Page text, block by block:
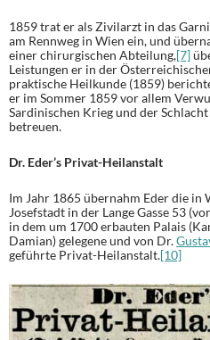
1859 trat er als Zivilarzt in das
am Rennweg in Wien ein, und
einer chirurgischen Abteilung,[7]
Leistungen er in der
praktische Heilkunde (1859)
er im Sommer 1859 vor allem
Sardinischen Krieg und der
betreuen.
Dr. Eder’s Privat-Heilanstalt
Im Jahr 1865 übernahm Eder die in
Josefstadt in der Lange Gasse 53
in dem um 1700 erbauten Palais
Damian) gelegene und von Dr.
geführte Privat-Heilanstalt.[10]